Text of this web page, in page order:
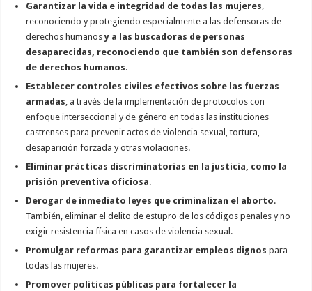
Garantizar la vida e integridad de todas las mujeres,
reconociendo y protegiendo especialmente a las defensoras de
derechos humanosy a las buscadoras de personas
desaparecidas, reconociendo que también son defensoras
de derechos humanos.
Establecer controles civiles efectivos sobre las fuerzas
armadas, a través de la implementación de protocolos con
enfoque interseccional y de género en todas las instituciones
castrenses para prevenir actos de violencia sexual, tortura,
desaparición forzada y otras violaciones.
Eliminar prácticas discriminatorias en la justicia, como la
prisión preventiva oficiosa.
Derogar de inmediato leyes que criminalizan el aborto.
También, eliminar el delito de estupro de los códigos penales y no
exigir resistencia física en casos de violencia sexual.
Promulgar reformas para garantizar empleos dignos para
todas las mujeres.
Promover políticas públicas para fortalecer la